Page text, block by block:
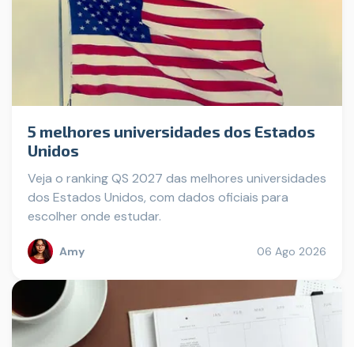
5 melhores universidades dos Estados
Unidos
Veja o ranking QS 2027 das melhores universidades
dos Estados Unidos, com dados oficiais para
escolher onde estudar.
Amy 06 Ago 2026